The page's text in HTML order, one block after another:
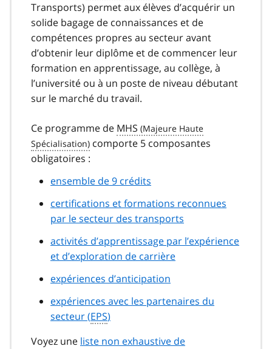
Transports) permet aux élèves d’acquérir un
solide bagage de connaissances et de
compétences propres au secteur avant
d’obtenir leur diplôme et de commencer leur
formation en apprentissage, au collège, à
l’université ou à un poste de niveau débutant
sur le marché du travail.
Ce programme de MHS
comporte 5 composantes
obligatoires :
ensemble de 9 crédits
certifications et formations reconnues
par le secteur des transports
activités d’apprentissage par l’expérience
et d’exploration de carrière
expériences d’anticipation
expériences avec les partenaires du
secteur (EPS)
Voyez une liste non exhaustive de